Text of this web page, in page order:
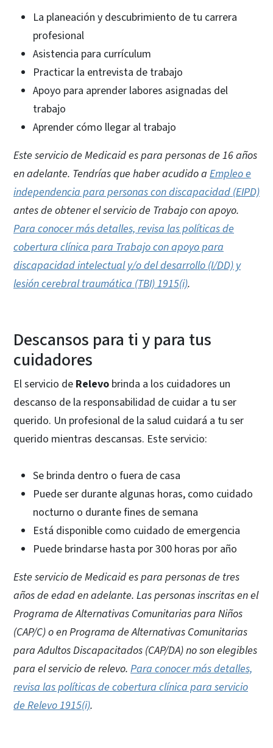
La planeación y descubrimiento de tu carrera
profesional
Asistencia para currículum
Practicar la entrevista de trabajo
Apoyo para aprender labores asignadas del
trabajo
Aprender cómo llegar al trabajo
Este servicio de Medicaid es para personas de 16 años
en adelante. Tendrías que haber acudido a Empleo e
independencia para personas con discapacidad (EIPD)
antes de obtener el servicio de Trabajo con apoyo.
Para conocer más detalles, revisa las políticas de
cobertura clínica para Trabajo con apoyo para
discapacidad intelectual y/o del desarrollo (I/DD) y
lesión cerebral traumática (TBI) 1915(i).
Descansos para ti y para tus
cuidadores
El servicio de Relevo brinda a los cuidadores un
descanso de la responsabilidad de cuidar a tu ser
querido. Un profesional de la salud cuidará a tu ser
querido mientras descansas. Este servicio:
Se brinda dentro o fuera de casa
Puede ser durante algunas horas, como cuidado
nocturno o durante fines de semana
Está disponible como cuidado de emergencia
Puede brindarse hasta por 300 horas por año
Este servicio de Medicaid es para personas de tres
años de edad en adelante. Las personas inscritas en el
Programa de Alternativas Comunitarias para Niños
(CAP/C) o en Programa de Alternativas Comunitarias
para Adultos Discapacitados (CAP/DA) no son elegibles
para el servicio de relevo. Para conocer más detalles,
revisa las políticas de cobertura clínica para servicio
de Relevo 1915(i).